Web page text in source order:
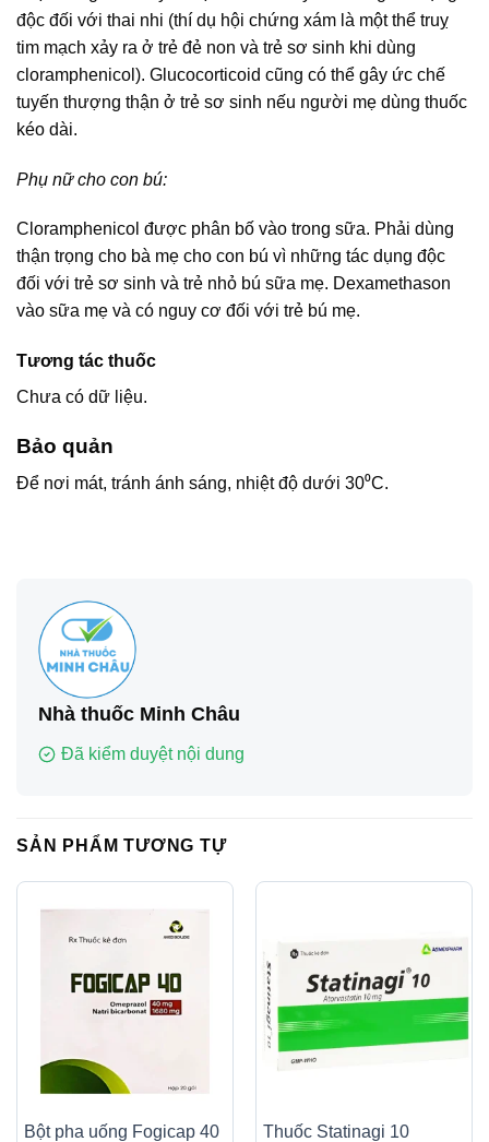
độc đối với thai nhi (thí dụ hội chứng xám là một thể truỵ
tim mạch xảy ra ở trẻ đẻ non và trẻ sơ sinh khi dùng
cloramphenicol). Glucocorticoid cũng có thể gây ức chế
tuyến thượng thận ở trẻ sơ sinh nếu người mẹ dùng thuốc
kéo dài.
Phụ nữ cho con bú:
Cloramphenicol được phân bố vào trong sữa. Phải dùng
thận trọng cho bà mẹ cho con bú vì những tác dụng độc
đối với trẻ sơ sinh và trẻ nhỏ bú sữa mẹ. Dexamethason
vào sữa mẹ và có nguy cơ đối với trẻ bú mẹ.
Tương tác thuốc
Chưa có dữ liệu.
Bảo quản
Để nơi mát, tránh ánh sáng, nhiệt độ dưới 30⁰C.
Nhà thuốc Minh Châu
Đã kiểm duyệt nội dung
SẢN PHẨM TƯƠNG TỰ
Bột pha uống Fogicap 40
Thuốc Statinagi 10